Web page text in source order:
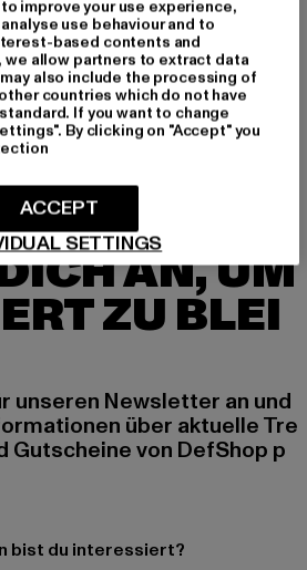
AN, UM
ZU BLEI
unseren Newsletter an und
über aktuelle Tre
Gutscheine von DefShop p
bist du interessiert?
improve your use experience,
use behaviour and to
based contents and
allow partners to extract data
also include the processing of
countries which do not have
If you want to change
By clicking on "Accept" you
SETTINGS
ACCEPT